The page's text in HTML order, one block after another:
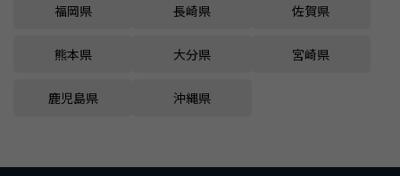
福岡県 長崎県 佐賀県
熊本県 大分県 宮崎県
鹿児島県 沖縄県